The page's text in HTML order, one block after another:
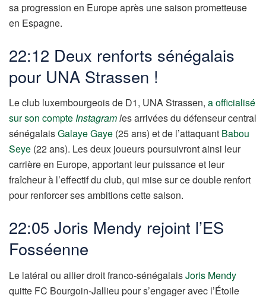
sa progression en Europe après une saison prometteuse
en Espagne.
22:12 Deux renforts sénégalais
pour UNA Strassen !
Le club luxembourgeois de D1, UNA Strassen, a officialisé
sur son compteInstagramles arrivées du défenseur central
sénégalaisGalaye Gaye (25 ans) et de l’attaquant Babou
Seye (22 ans). Les deux joueurs poursuivront ainsi leur
carrière en Europe, apportant leur puissance et leur
fraîcheur à l’effectif du club, qui mise sur ce double renfort
pour renforcer ses ambitions cette saison.
22:05 Joris Mendy rejoint l’ES
Fosséenne
Le latéral ou ailier droit franco-sénégalaisJoris Mendy
quitte FC Bourgoin-Jallieu pour s’engager avec l’Étoile